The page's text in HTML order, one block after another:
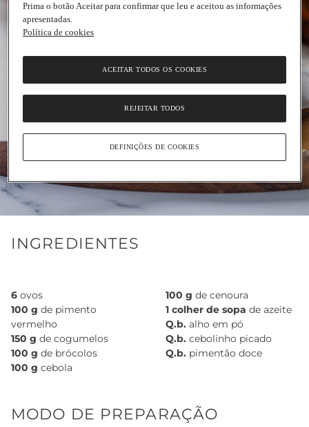
INGREDIENTES
6 ovos
100 g de pimento
vermelho
150 g de cogumelos
100 g de brócolos
100 g cebola
100 g de cenoura
1 colher de sopa de azeite
Q.b. alho em pó
Q.b. cebolinho picado
Q.b. pimentão doce
MODO DE PREPARAÇÃO
Prima o botão Aceitar para confirmar que leu e aceitou as informações
apresentadas.
Política de cookies
REJEITAR TODOS
ACEITAR TODOS OS COOKIES
DEFINIÇÕES DE COOKIES